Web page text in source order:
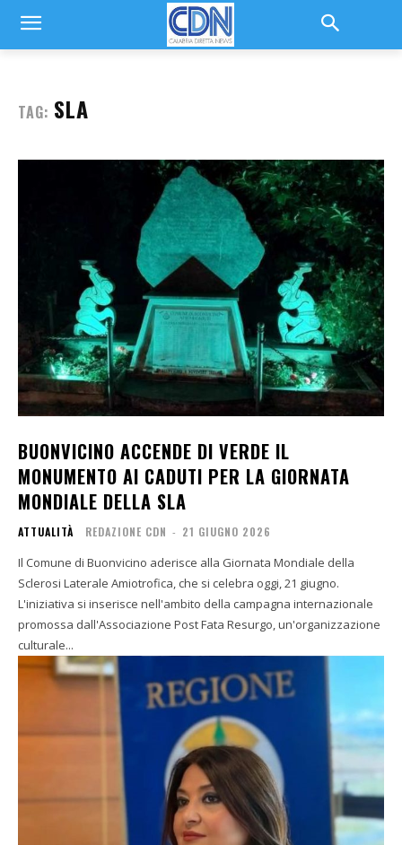
TAG: SLA
BUONVICINO ACCENDE DI VERDE IL
MONUMENTO AI CADUTI PER LA GIORNATA
MONDIALE DELLA SLA
ATTUALITÀ REDAZIONE CDN - 21 GIUGNO 2026
Il Comune di Buonvicino aderisce alla Giornata Mondiale della
Sclerosi Laterale Amiotrofica, che si celebra oggi, 21 giugno.
L'iniziativa si inserisce nell'ambito della campagna internazionale
promossa dall'Associazione Post Fata Resurgo, un'organizzazione
culturale...